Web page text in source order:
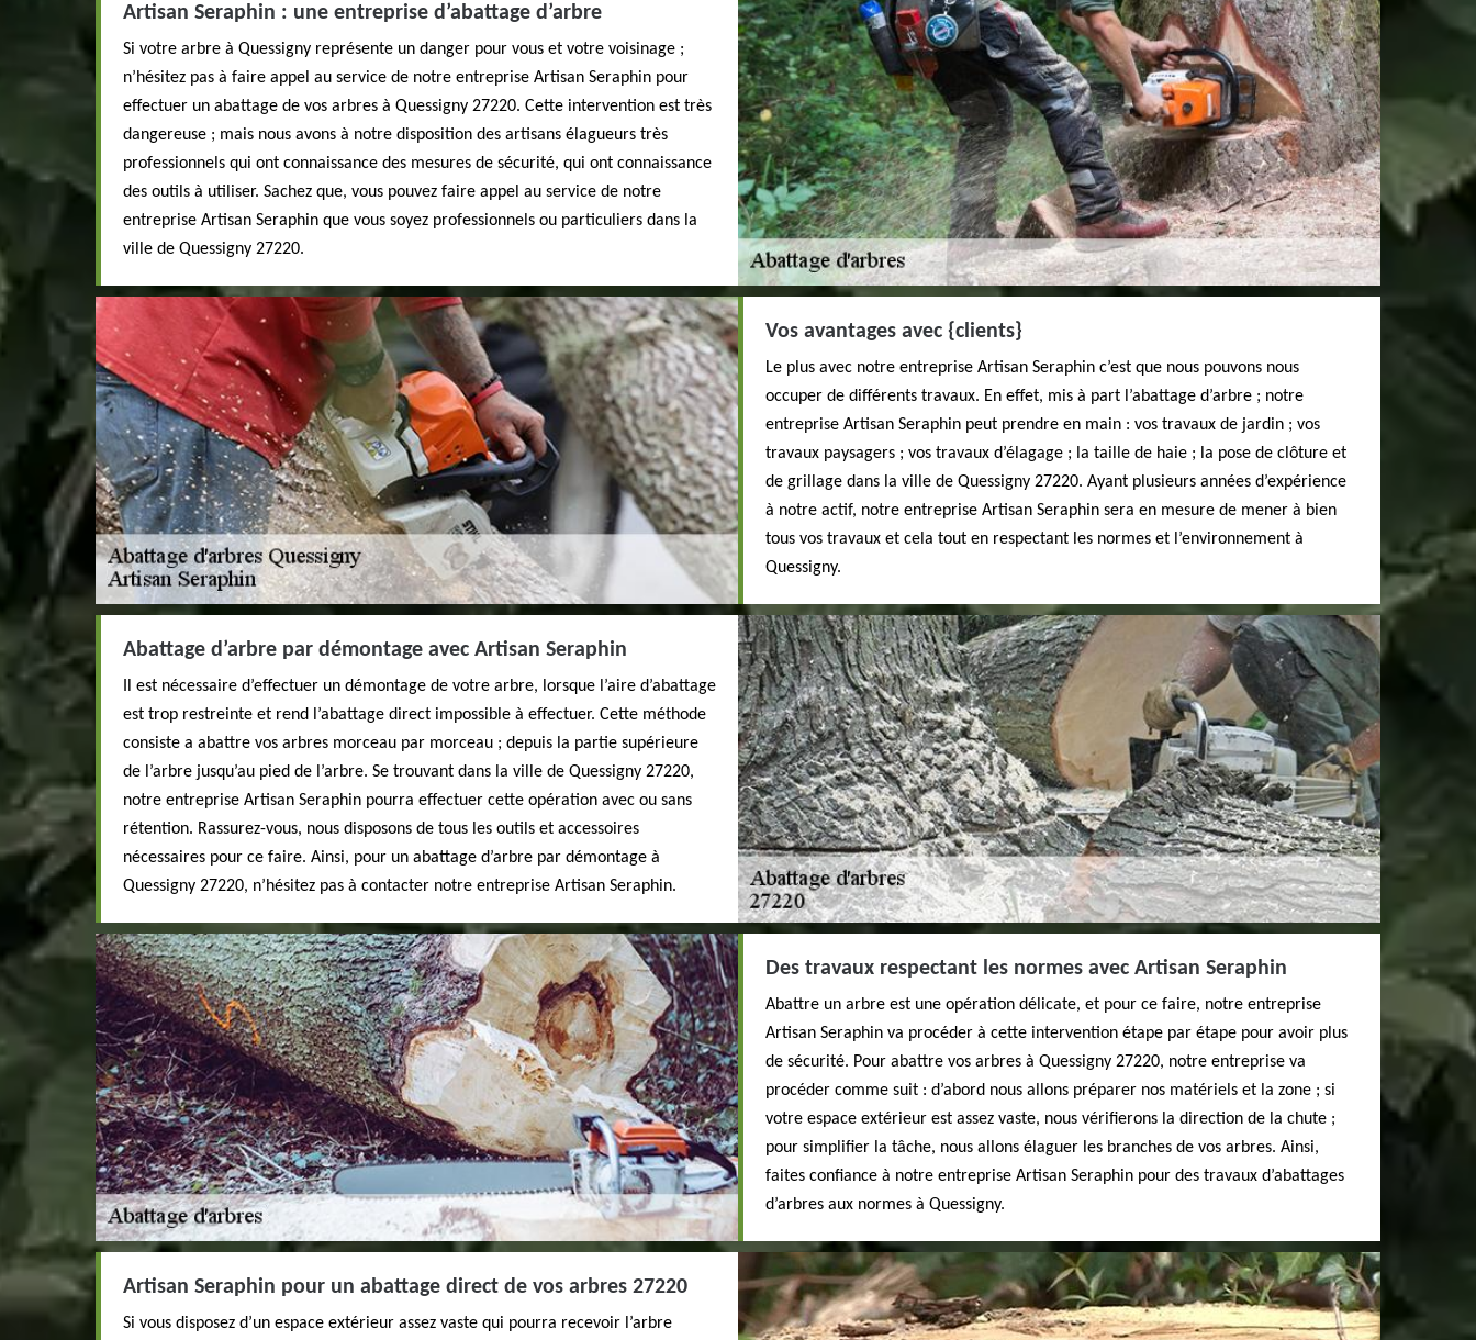
Artisan Seraphin : une entreprise d’abattage d’arbre
Si votre arbre à Quessigny représente un danger pour vous et votre voisinage ;
n’hésitez pas à faire appel au service de notre entreprise Artisan Seraphin pour
effectuer un abattage de vos arbres à Quessigny 27220. Cette intervention est très
dangereuse ; mais nous avons à notre disposition des artisans élagueurs très
professionnels qui ont connaissance des mesures de sécurité, qui ont connaissance
des outils à utiliser. Sachez que, vous pouvez faire appel au service de notre
entreprise Artisan Seraphin que vous soyez professionnels ou particuliers dans la
ville de Quessigny 27220.
Vos avantages avec {clients}
Le plus avec notre entreprise Artisan Seraphin c’est que nous pouvons nous
occuper de différents travaux. En effet, mis à part l’abattage d’arbre ; notre
entreprise Artisan Seraphin peut prendre en main : vos travaux de jardin ; vos
travaux paysagers ; vos travaux d’élagage ; la taille de haie ; la pose de clôture et
de grillage dans la ville de Quessigny 27220. Ayant plusieurs années d’expérience
à notre actif, notre entreprise Artisan Seraphin sera en mesure de mener à bien
tous vos travaux et cela tout en respectant les normes et l’environnement à
Quessigny.
Abattage d’arbre par démontage avec Artisan Seraphin
Il est nécessaire d’effectuer un démontage de votre arbre, lorsque l’aire d’abattage
est trop restreinte et rend l’abattage direct impossible à effectuer. Cette méthode
consiste a abattre vos arbres morceau par morceau ; depuis la partie supérieure
de l’arbre jusqu’au pied de l’arbre. Se trouvant dans la ville de Quessigny 27220,
notre entreprise Artisan Seraphin pourra effectuer cette opération avec ou sans
rétention. Rassurez-vous, nous disposons de tous les outils et accessoires
nécessaires pour ce faire. Ainsi, pour un abattage d’arbre par démontage à
Quessigny 27220, n’hésitez pas à contacter notre entreprise Artisan Seraphin.
Des travaux respectant les normes avec Artisan Seraphin
Abattre un arbre est une opération délicate, et pour ce faire, notre entreprise
Artisan Seraphin va procéder à cette intervention étape par étape pour avoir plus
de sécurité. Pour abattre vos arbres à Quessigny 27220, notre entreprise va
procéder comme suit : d’abord nous allons préparer nos matériels et la zone ; si
votre espace extérieur est assez vaste, nous vérifierons la direction de la chute ;
pour simplifier la tâche, nous allons élaguer les branches de vos arbres. Ainsi,
faites confiance à notre entreprise Artisan Seraphin pour des travaux d’abattages
d’arbres aux normes à Quessigny.
Artisan Seraphin pour un abattage direct de vos arbres 27220
Si vous disposez d’un espace extérieur assez vaste qui pourra recevoir l’arbre